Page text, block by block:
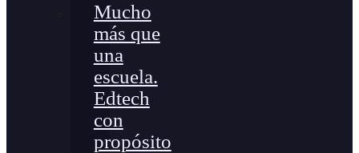
Mucho
más que
una
escuela.
Edtech
con
propósito